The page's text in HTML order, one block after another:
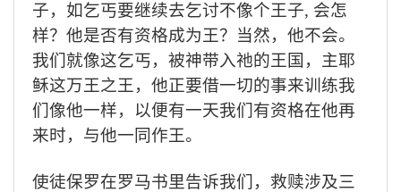
子，如乞丐要继续去乞讨不像个王子, 会怎
样？他是否有资格成为王？当然，他不会。
我们就像这乞丐，被神带入祂的王国，主耶
稣这万王之王，他正要借一切的事来训练我
们像他一样，以便有一天我们有资格在他再
来时，与他一同作王。
使徒保罗在罗马书里告诉我们，救赎涉及三